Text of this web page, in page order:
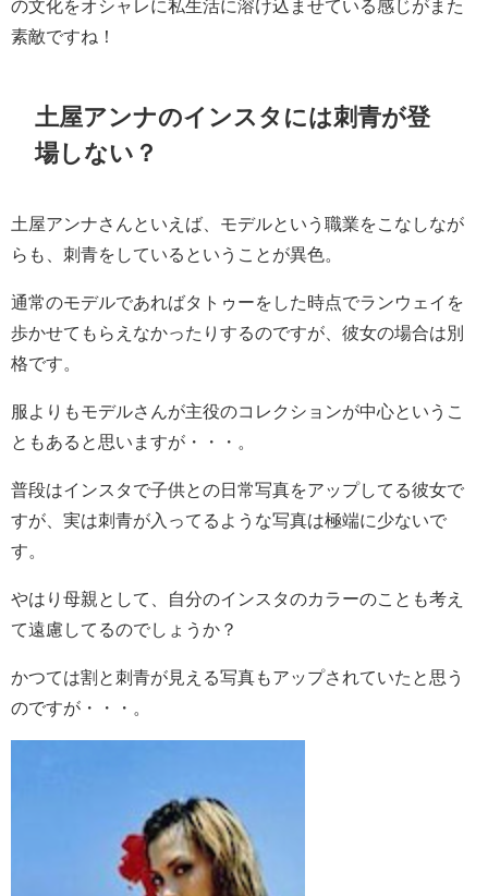
の文化をオシャレに私生活に溶け込ませている感じがまた
素敵ですね！
土屋アンナのインスタには刺青が登
場しない？
土屋アンナさんといえば、モデルという職業をこなしなが
らも、刺青をしているということが異色。
通常のモデルであればタトゥーをした時点でランウェイを
歩かせてもらえなかったりするのですが、彼女の場合は別
格です。
服よりもモデルさんが主役のコレクションが中心というこ
ともあると思いますが・・・。
普段はインスタで子供との日常写真をアップしてる彼女で
すが、実は刺青が入ってるような写真は極端に少ないで
す。
やはり母親として、自分のインスタのカラーのことも考え
て遠慮してるのでしょうか？
かつては割と刺青が見える写真もアップされていたと思う
のですが・・・。